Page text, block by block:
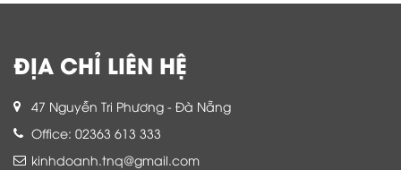
ĐỊA CHỈ LIÊN HỆ
47 Nguyễn Tri Phương - Đà Nẵng
Office: 02363 613 333
kinhdoanh.tnq@gmail.com